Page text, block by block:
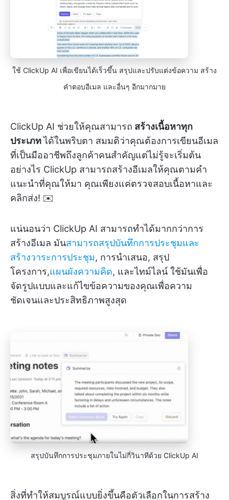
ใช้ ClickUp AI เพื่อเขียนได้เร็วขึ้น สรุปและปรับแต่งข้อความ สร้าง
คำตอบอีเมล และอื่นๆ อีกมากมาย
ClickUp AI ช่วยให้คุณสามารถ สร้างเนื้อหาทุก
ประเภทได้ในพริบตา สมมติว่าคุณต้องการเขียนอีเมล
ที่เป็นมืออาชีพถึงลูกค้าคนสำคัญแต่ไม่รู้จะเริ่มต้น
อย่างไร ClickUp สามารถสร้างอีเมลให้คุณตามคำ
แนะนำที่คุณให้มา คุณเพียงแค่ตรวจสอบเนื้อหาและ
คลิกส่ง! ✉️
แน่นอนว่า ClickUp AI สามารถทำได้มากกว่าการ
สร้างอีเมล มันสามารถสรุปบันทึกการประชุมและ
สร้างวาระการประชุม, การนำเสนอ, สรุป
โครงการ,แผนผังความคิด, และไทม์ไลน์ ใช้มันเพื่อ
จัดรูปแบบและแก้ไขข้อความของคุณเพื่อความ
ชัดเจนและประสิทธิภาพสูงสุด
สรุปบันทึกการประชุมภายในไม่กี่วินาทีด้วย ClickUp AI
สิ่งที่ทำให้สมบูรณ์แบบยิ่งขึ้นคือตัวเลือกในการสร้าง